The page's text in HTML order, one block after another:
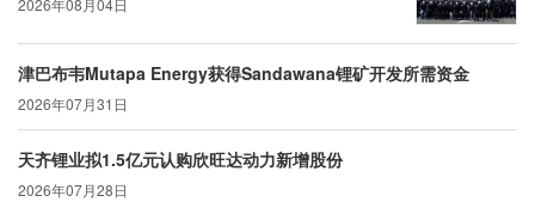
津巴布韦Mutapa Energy获得Sandawana锂矿开发所需资金
2026年07月31日
天齐锂业拟1.5亿元认购欣旺达动力新增股份
2026年07月28日